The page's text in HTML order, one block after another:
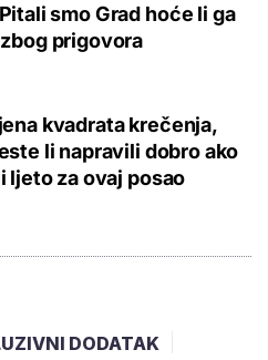
smo Grad hoće li ga
prigovora
kvadrata krečenja,
li napravili dobro ako
ljeto za ovaj posao
DODATAK